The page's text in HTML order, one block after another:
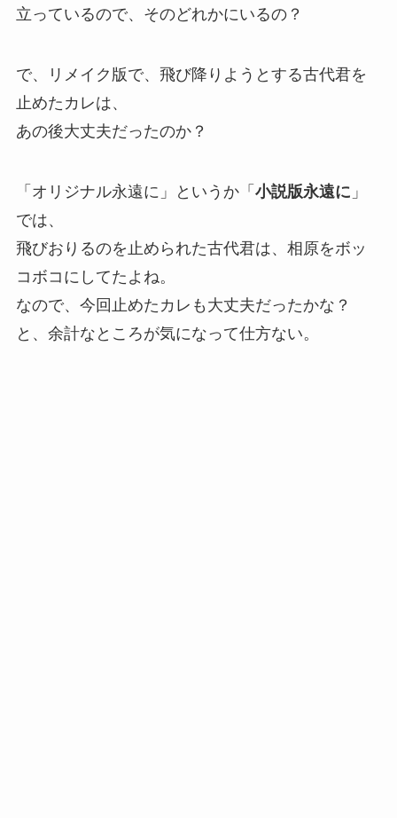
立っているので、そのどれかにいるの？
で、リメイク版で、飛び降りようとする古代君を
止めたカレは、
あの後大丈夫だったのか？
「オリジナル永遠に」というか「 小説版永遠に 」
では、
飛びおりるのを止められた古代君は、相原をボッ
コボコにしてたよね。
なので、今回止めたカレも大丈夫だったかな？
と、余計なところが気になって仕方ない。